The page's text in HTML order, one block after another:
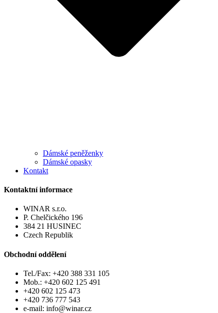
Dámské peněženky
Dámské opasky
Kontakt
Kontaktní informace
WINAR s.r.o.
P. Chelčického 196
384 21 HUSINEC
Czech Republik
Obchodní oddělení
Tel./Fax: +420 388 331 105
Mob.: +420 602 125 491
+420 602 125 473
+420 736 777 543
e-mail: info@winar.cz